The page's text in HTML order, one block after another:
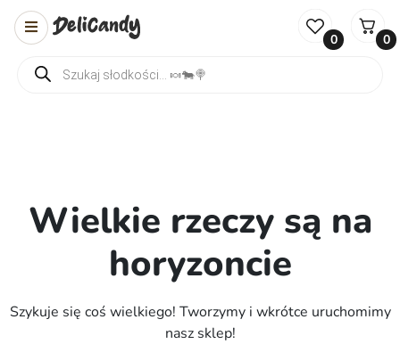
Wyszukiwarka produktów
0 0
Wielkie rzeczy są na
horyzoncie
Szykuje się coś wielkiego! Tworzymy i wkrótce uruchomimy
nasz sklep!